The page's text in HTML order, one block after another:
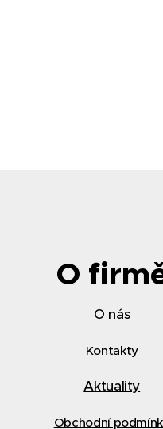
O
O nás
Kontakty
Aktuality
Obchodní